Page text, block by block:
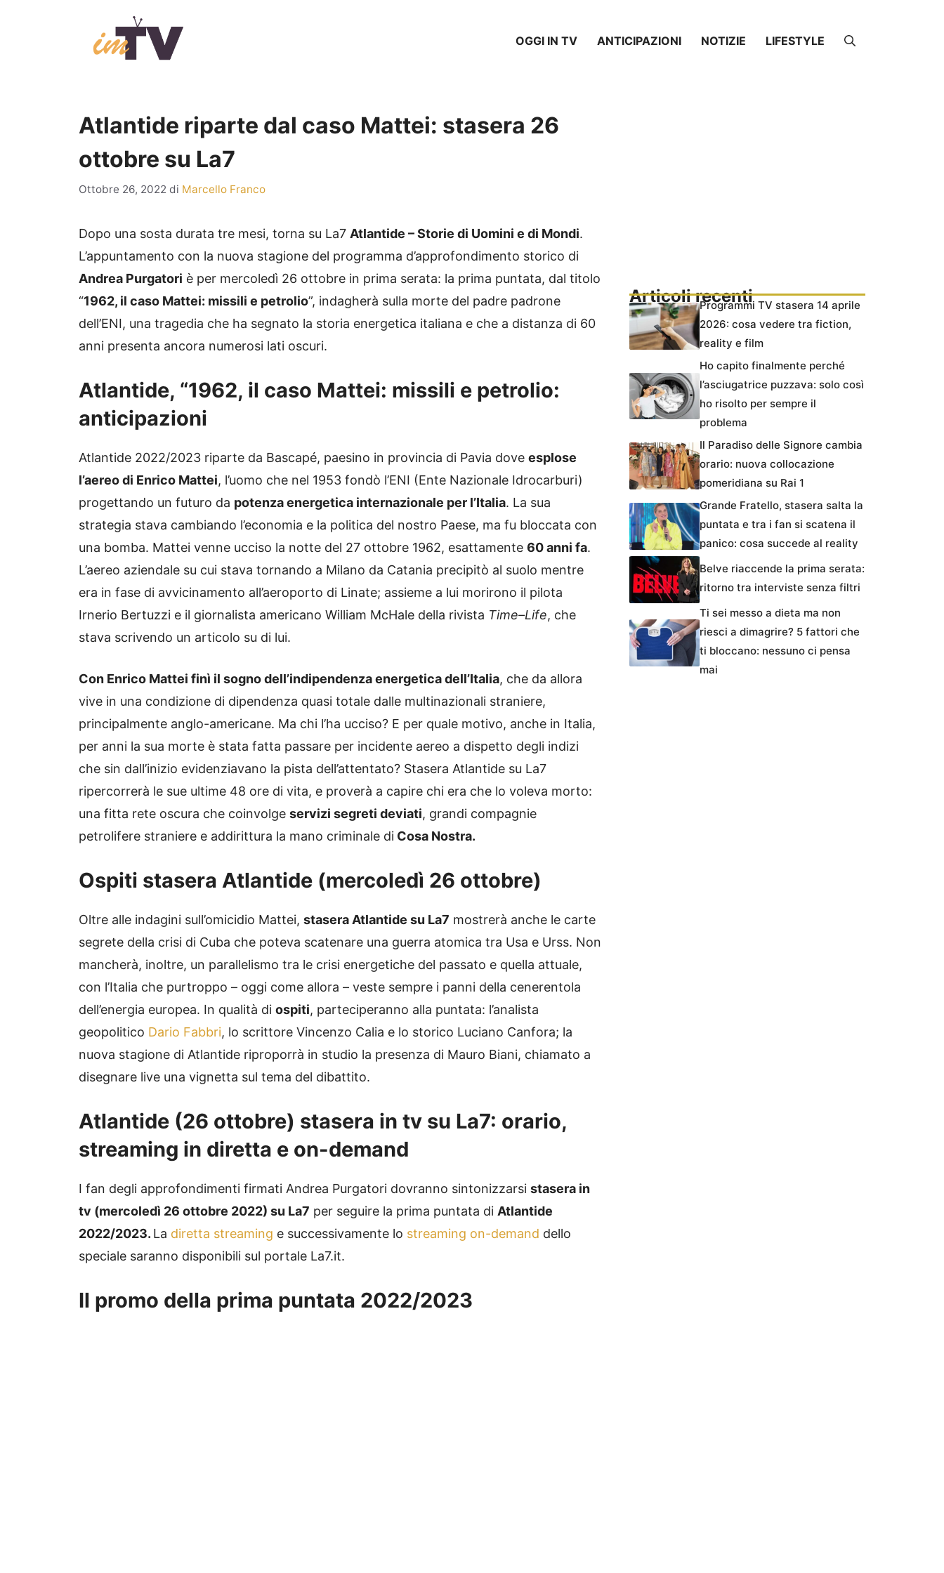
OGGI IN TV ANTICIPAZIONI NOTIZIE LIFESTYLE
Atlantide riparte dal caso Mattei: stasera 26
ottobre su La7
Ottobre 26, 2022 di Marcello Franco
Dopo una sosta durata tre mesi, torna su La7 Atlantide – Storie di Uomini e di Mondi.
L’appuntamento con la nuova stagione del programma d’approfondimento storico di
Andrea Purgatori è per mercoledì 26 ottobre in prima serata: la prima puntata, dal titolo
“1962, il caso Mattei: missili e petrolio”, indagherà sulla morte del padre padrone
dell’ENI, una tragedia che ha segnato la storia energetica italiana e che a distanza di 60
anni presenta ancora numerosi lati oscuri.
Atlantide, “1962, il caso Mattei: missili e petrolio:
anticipazioni
Atlantide 2022/2023 riparte da Bascapé, paesino in provincia di Pavia dove esplose
l’aereo di Enrico Mattei, l’uomo che nel 1953 fondò l’ENI (Ente Nazionale Idrocarburi)
progettando un futuro da potenza energetica internazionale per l’Italia. La sua
strategia stava cambiando l’economia e la politica del nostro Paese, ma fu bloccata con
una bomba. Mattei venne ucciso la notte del 27 ottobre 1962, esattamente 60 anni fa.
L’aereo aziendale su cui stava tornando a Milano da Catania precipitò al suolo mentre
era in fase di avvicinamento all’aeroporto di Linate; assieme a lui morirono il pilota
Irnerio Bertuzzi e il giornalista americano William McHale della rivista Time–Life, che
stava scrivendo un articolo su di lui.
Con Enrico Mattei finì il sogno dell’indipendenza energetica dell’Italia, che da allora
vive in una condizione di dipendenza quasi totale dalle multinazionali straniere,
principalmente anglo-americane. Ma chi l’ha ucciso? E per quale motivo, anche in Italia,
per anni la sua morte è stata fatta passare per incidente aereo a dispetto degli indizi
che sin dall’inizio evidenziavano la pista dell’attentato? Stasera Atlantide su La7
ripercorrerà le sue ultime 48 ore di vita, e proverà a capire chi era che lo voleva morto:
una fitta rete oscura che coinvolge servizi segreti deviati, grandi compagnie
petrolifere straniere e addirittura la mano criminale di Cosa Nostra.
Ospiti stasera Atlantide (mercoledì 26 ottobre)
Oltre alle indagini sull’omicidio Mattei, stasera Atlantide su La7 mostrerà anche le carte
segrete della crisi di Cuba che poteva scatenare una guerra atomica tra Usa e Urss. Non
mancherà, inoltre, un parallelismo tra le crisi energetiche del passato e quella attuale,
con l’Italia che purtroppo – oggi come allora – veste sempre i panni della cenerentola
dell’energia europea. In qualità di ospiti, parteciperanno alla puntata: l’analista
geopolitico Dario Fabbri, lo scrittore Vincenzo Calia e lo storico Luciano Canfora; la
nuova stagione di Atlantide riproporrà in studio la presenza di Mauro Biani, chiamato a
disegnare live una vignetta sul tema del dibattito.
Atlantide (26 ottobre) stasera in tv su La7: orario,
streaming in diretta e on-demand
I fan degli approfondimenti firmati Andrea Purgatori dovranno sintonizzarsi stasera in
tv (mercoledì 26 ottobre 2022) su La7 per seguire la prima puntata di Atlantide
2022/2023. La diretta streaming e successivamente lo streaming on-demand dello
speciale saranno disponibili sul portale La7.it.
Il promo della prima puntata 2022/2023
Articoli recentiProgrammi TV stasera 14 aprile
2026: cosa vedere tra fiction,
reality e film
Ho capito finalmente perché
l’asciugatrice puzzava: solo così
ho risolto per sempre il
problema
Il Paradiso delle Signore cambia
orario: nuova collocazione
pomeridiana su Rai 1
Grande Fratello, stasera salta la
puntata e tra i fan si scatena il
panico: cosa succede al reality
Belve riaccende la prima serata:
ritorno tra interviste senza filtri
Ti sei messo a dieta ma non
riesci a dimagrire? 5 fattori che
ti bloccano: nessuno ci pensa
mai